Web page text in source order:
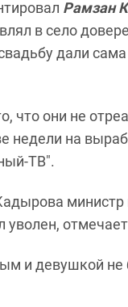
Рамзан
в село
дали
что они не
недели на
ТВ".
и девушкой не